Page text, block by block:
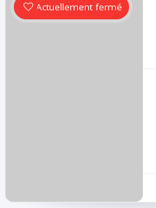
Actuellement fermé